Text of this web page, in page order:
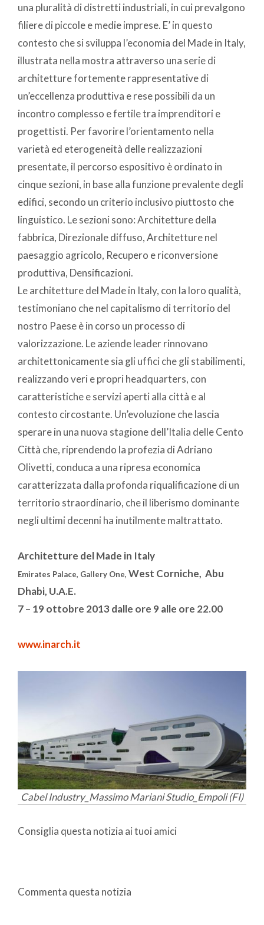
una pluralità di distretti industriali, in cui prevalgono
filiere di piccole e medie imprese. E’ in questo
contesto che si sviluppa l’economia del Made in Italy,
illustrata nella mostra attraverso una serie di
architetture fortemente rappresentative di
un’eccellenza produttiva e rese possibili da un
incontro complesso e fertile tra imprenditori e
progettisti. Per favorire l’orientamento nella
varietà ed eterogeneità delle realizzazioni
presentate, il percorso espositivo è ordinato in
cinque sezioni, in base alla funzione prevalente degli
edifici, secondo un criterio inclusivo piuttosto che
linguistico. Le sezioni sono: Architetture della
fabbrica, Direzionale diffuso, Architetture nel
paesaggio agricolo, Recupero e riconversione
produttiva, Densificazioni.
Le architetture del Made in Italy, con la loro qualità,
testimoniano che nel capitalismo di territorio del
nostro Paese è in corso un processo di
valorizzazione. Le aziende leader rinnovano
architettonicamente sia gli uffici che gli stabilimenti,
realizzando veri e propri headquarters, con
caratteristiche e servizi aperti alla città e al
contesto circostante. Un’evoluzione che lascia
sperare in una nuova stagione dell’Italia delle Cento
Città che, riprendendo la profezia di Adriano
Olivetti, conduca a una ripresa economica
caratterizzata dalla profonda riqualificazione di un
territorio straordinario, che il liberismo dominante
negli ultimi decenni ha inutilmente maltrattato.
Architetture del Made in Italy
Emirates Palace, Gallery One, West Corniche, Abu
Dhabi, U.A.E.
7 – 19 ottobre 2013 dalle ore 9 alle ore 22.00
www.inarch.it
Cabel Industry_Massimo Mariani Studio_Empoli (FI)
Consiglia questa notizia ai tuoi amici
Commenta questa notizia